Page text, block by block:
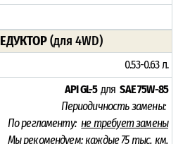
(для 4WD)
0.53-0.63 л.
API GL-5 дляSAE 75W-85
Периодичность замены:
По регламенту:не требует замены
Мы рекомендуем:каждые 75 тыс. км.